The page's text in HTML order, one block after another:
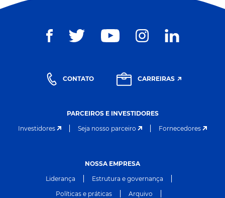
CONTATO CARREIRAS
PARCEIROS E INVESTIDORES
Investidores
Seja nosso parceiro Fornecedores
NOSSA EMPRESA
Liderança
Estrutura e governança
Políticas e práticas
Arquivo